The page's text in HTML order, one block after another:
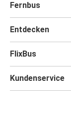
Fernbus
Entdecken
FlixBus
Kundenservice